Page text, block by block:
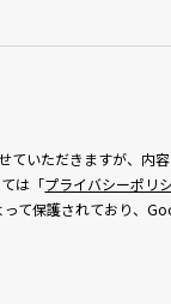
ていただきますが、内
は「プライバシーポリ
て保護されており、